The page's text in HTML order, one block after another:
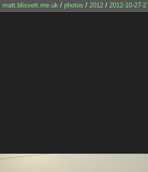
matt.blissett.me.uk / photos / 2012 / 2012-10-27-2